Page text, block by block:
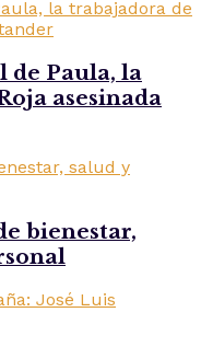
Paula, la
asesinada
bienestar,